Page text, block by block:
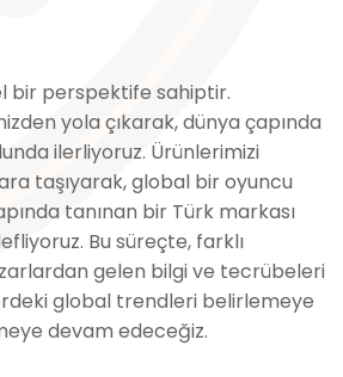
bir perspektife sahiptir.
yola çıkarak, dünya çapında
ilerliyoruz. Ürünlerimizi
taşıyarak, global bir oyuncu
tanınan bir Türk markası
Bu süreçte, farklı
gelen bilgi ve tecrübeleri
global trendleri belirlemeye
devam edeceğiz.